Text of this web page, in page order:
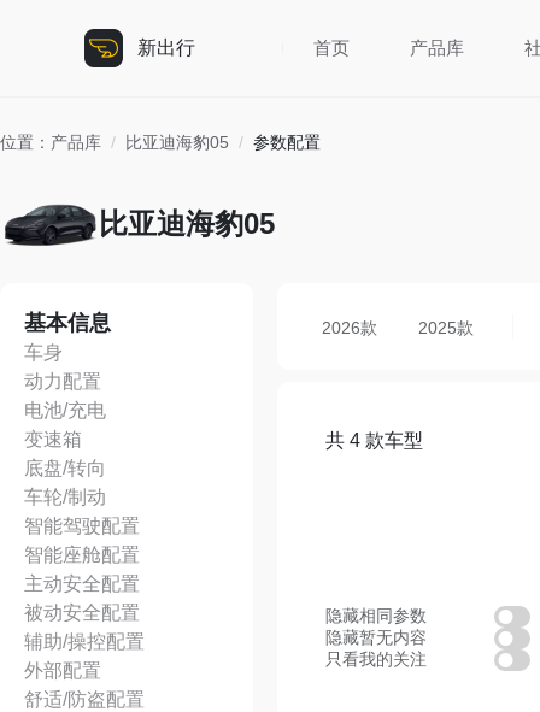
新出行 首页 产品库
位置： 产品库 / 比亚迪海豹05 / 参数配置
比亚迪海豹05
基本信息
车身
动力配置
电池/充电
变速箱
底盘/转向
车轮/制动
智能驾驶配置
智能座舱配置
主动安全配置
被动安全配置
辅助/操控配置
外部配置
舒适/防盗配置
2026款 2025款
共 4 款车型
隐藏相同参数
隐藏暂无内容
只看我的关注